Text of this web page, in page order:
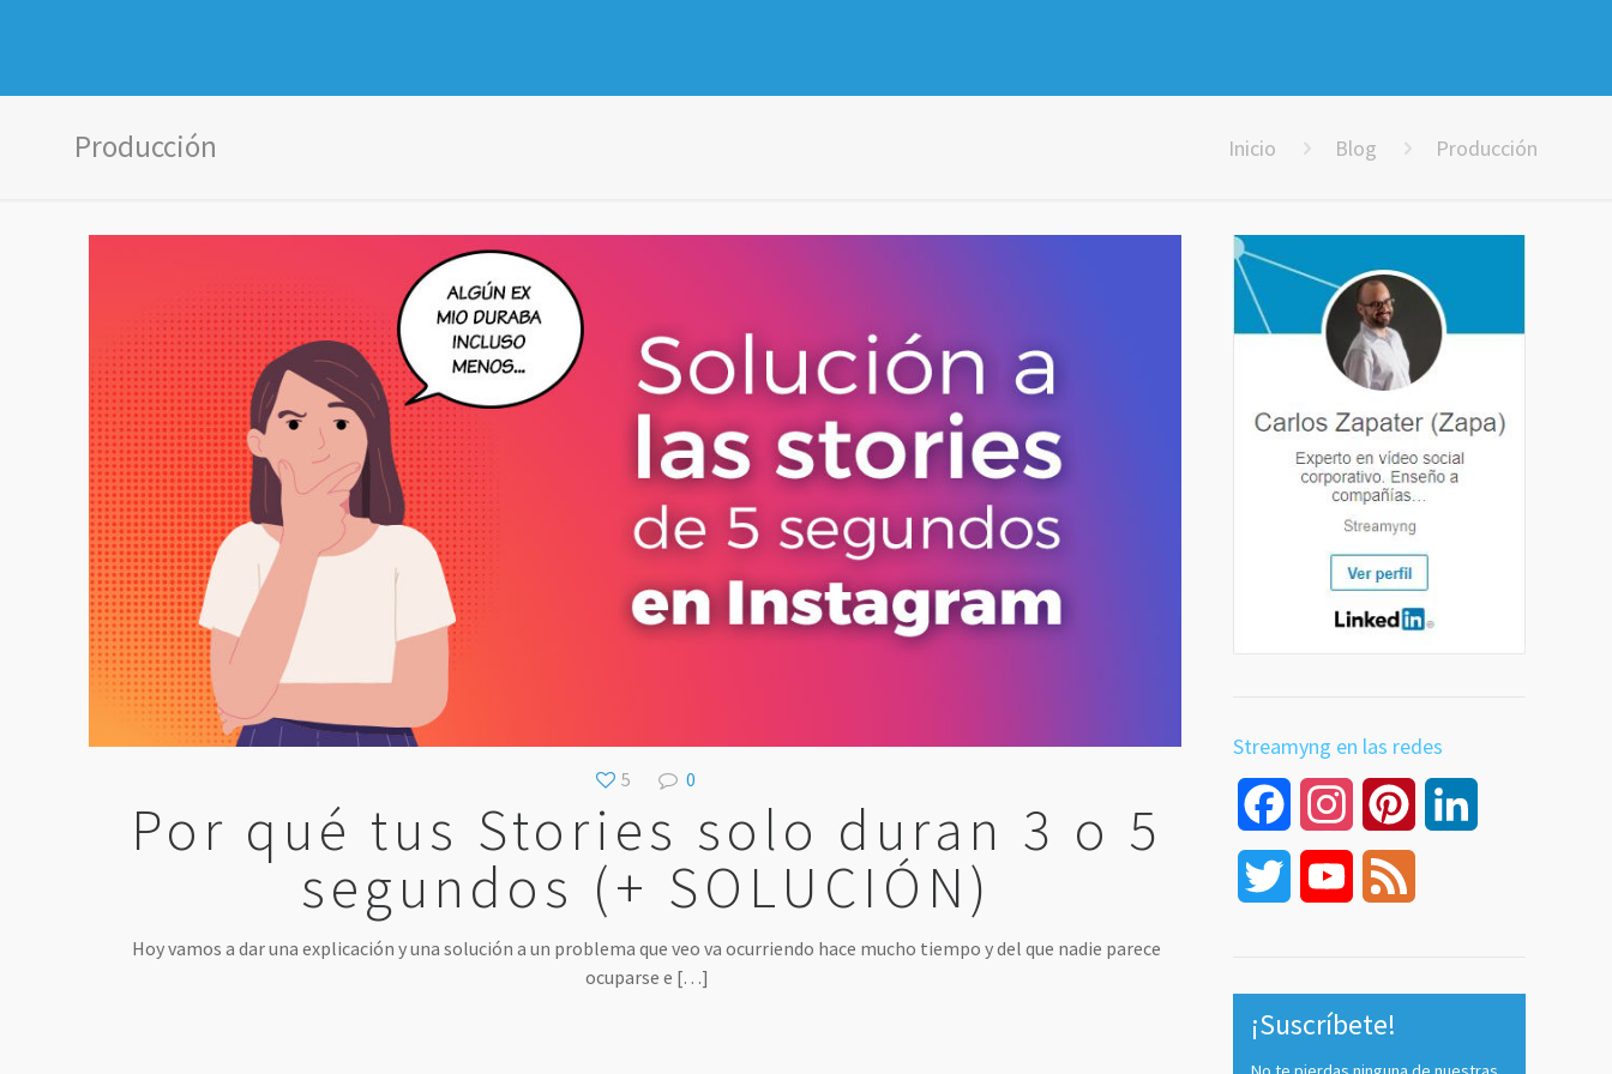
Producción Inicio Blog Producción
5 0
Por qué tus Stories solo duran 3 o 5
segundos (+ SOLUCIÓN)
Hoy vamos a dar una explicación y una solución a un problema que veo va ocurriendo hace mucho tiempo y del que nadie parece
ocuparse e […]
Streamyng en las redes
Facebook InstagramPinterest
Twitter YouTube
¡Suscríbete!